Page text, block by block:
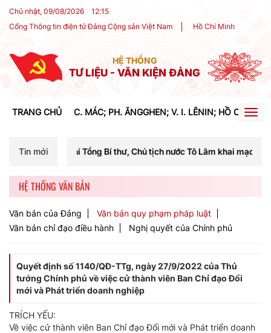
Chủ nhật, 09/08/2026 12:15
Cổng Thông tin điện tử Đảng Cộng sản Việt Nam
Hồ Chí Minh
HỆ THỐNG
TƯ LIỆU - VĂN KIỆN ĐẢNG
TRANG CHỦ C. MÁC; PH. ĂNGGHEN; V. I. LÊNIN; HỒ CHÍ
Tin mới
Tổng Bí thư, Chủ tịch nước Tô Lâm khai mạc Hội nghị Trung ương
HỆ THỐNG VĂN BẢN
Văn bản của Đảng
Văn bản quy phạm pháp luật
Văn bản chỉ đạo điều hành
Nghị quyết của Chính phủ
Quyết định số 1140/QĐ-TTg, ngày 27/9/2022 của Thủ
tướng Chính phủ về việc cử thành viên Ban Chỉ đạo Đổi
mới và Phát triển doanh nghiệp
TRÍCH YẾU:
Về việc cử thành viên Ban Chỉ đạo Đổi mới và Phát triển doanh